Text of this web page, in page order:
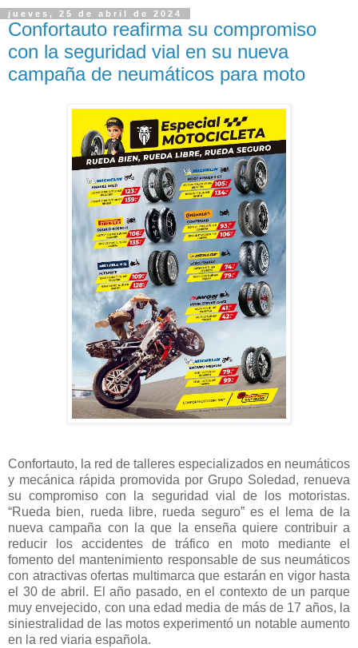
jueves, 25 de abril de 2024
Confortauto reafirma su compromiso
con la seguridad vial en su nueva
campaña de neumáticos para moto
Confortauto, la red de talleres especializados en neumáticos
y mecánica rápida promovida por Grupo Soledad, renueva
su compromiso con la seguridad vial de los motoristas.
“Rueda bien, rueda libre, rueda seguro” es el lema de la
nueva campaña con la que la enseña quiere contribuir a
reducir los accidentes de tráfico en moto mediante el
fomento del mantenimiento responsable de sus neumáticos
con atractivas ofertas multimarca que estarán en vigor hasta
el 30 de abril. El año pasado, en el contexto de un parque
muy envejecido, con una edad media de más de 17 años, la
siniestralidad de las motos experimentó un notable aumento
en la red viaria española.